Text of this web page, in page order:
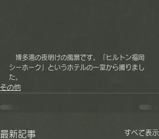
博多湾の夜明けの風景です。「ヒルトン福岡
シーホーク」というホテルの一室から撮りまし
た。
その他
最新記事 すべて表示